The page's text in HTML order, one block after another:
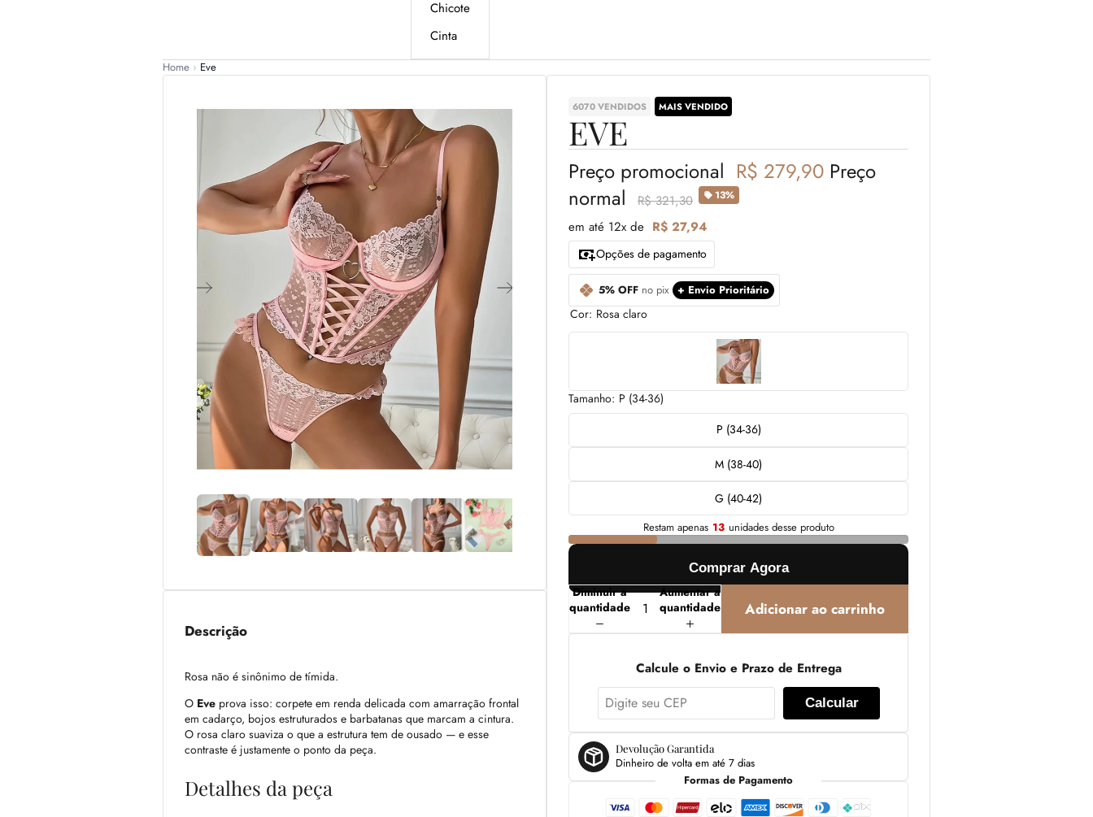
Chicote
Cinta
Home › Eve
Descrição
Rosa não é sinônimo de tímida.
O Eve prova isso: corpete em renda delicada com amarração frontal
em cadarço, bojos estruturados e barbatanas que marcam a cintura.
O rosa claro suaviza o que a estrutura tem de ousado — e esse
contraste é justamente o ponto da peça.
Detalhes da peça
6070 VENDIDOS MAIS VENDIDO
EVE
Preço promocional R$ 279,90 Preço
normal
R$ 321,30 13%
em até 12x de R$ 27,94
Opções de pagamento
5% OFF no pix + Envio Prioritário
Cor: Rosa claro
Tamanho: P (34-36)
P (34-36)
M (38-40)
G (40-42)
Restam apenas 13 unidades desse produto
Comprar Agora
Diminuir a
quantidade
Aumentar a
quantidade
Adicionar ao carrinho
Calcule o Envio e Prazo de Entrega
Calcular
Devolução Garantida
Dinheiro de volta em até 7 dias
Formas de Pagamento